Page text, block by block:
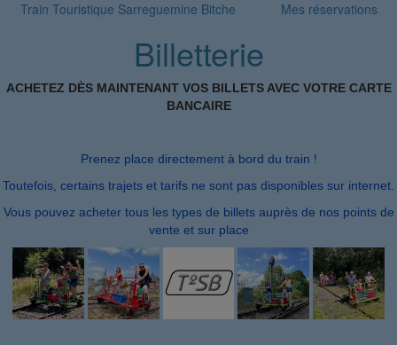
Train Touristique Sarreguemine Bitche Mes réservations
Billetterie
ACHETEZ DÈS MAINTENANT VOS BILLETS AVEC VOTRE CARTE
BANCAIRE
Prenez place directement à bord du train !
Toutefois, certains trajets et tarifs ne sont pas disponibles sur internet.
Vous pouvez acheter tous les types de billets auprès de nos points de
vente et sur place